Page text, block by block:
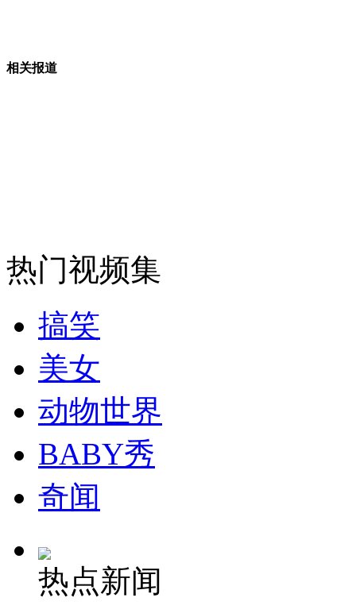
美国驱逐舰与日本油轮相撞
山西运城恶犬咬伤多人 警民合力深夜将其击毙
女孩北京地铁殴打老人 痛下狠手拳打脚踢
无痛分娩是否安全 医生回应
外交部：反对强权政治霸凌主义
外交部：有关国家言论片面不公正
相关报道
热门视频集
搞笑
美女
动物世界
BABY秀
奇闻
热点新闻